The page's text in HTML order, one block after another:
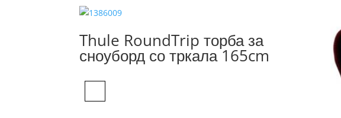
Thule RoundTrip торба за
сноуборд со тркала 165cm